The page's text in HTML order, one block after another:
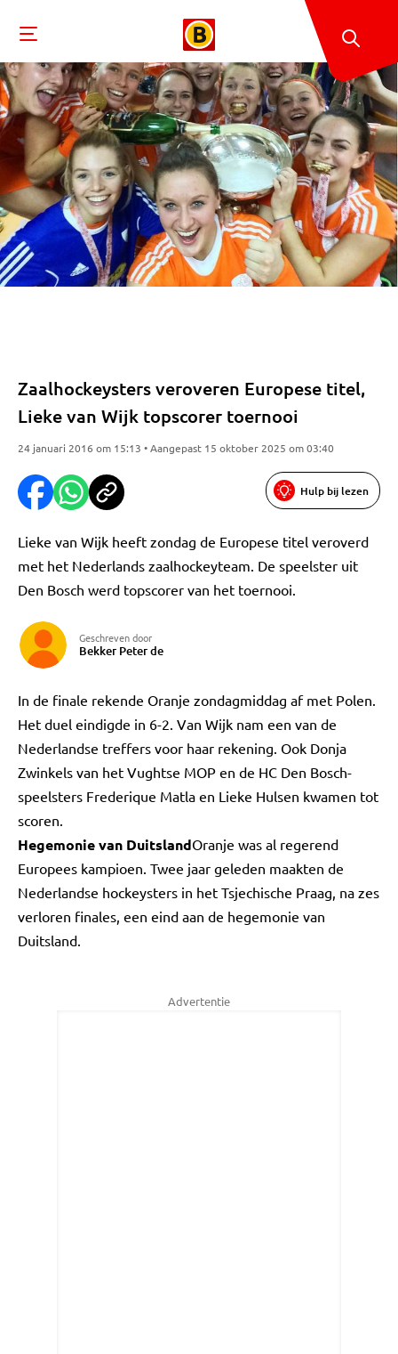
Zaalhockeysters veroveren Europese titel,
Lieke van Wijk topscorer toernooi
24 januari 2016 om 15:13 • Aangepast 15 oktober 2025 om 03:40
Hulp bij lezen
Lieke van Wijk heeft zondag de Europese titel veroverd
met het Nederlands zaalhockeyteam. De speelster uit
Den Bosch werd topscorer van het toernooi.
Geschreven door
Bekker Peter de
In de finale rekende Oranje zondagmiddag af met Polen.
Het duel eindigde in 6-2. Van Wijk nam een van de
Nederlandse treffers voor haar rekening. Ook Donja
Zwinkels van het Vughtse MOP en de HC Den Bosch-
speelsters Frederique Matla en Lieke Hulsen kwamen tot
scoren.
Hegemonie van DuitslandOranje was al regerend
Europees kampioen. Twee jaar geleden maakten de
Nederlandse hockeysters in het Tsjechische Praag, na zes
verloren finales, een eind aan de hegemonie van
Duitsland.
Advertentie